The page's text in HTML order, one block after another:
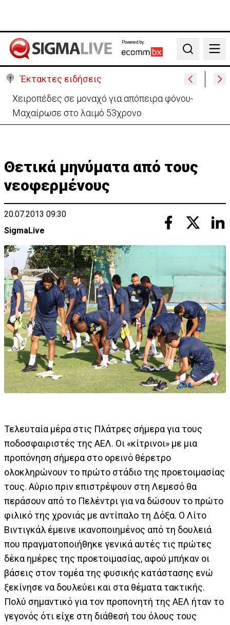
Powered by:
Search
Έκτακτες ειδήσεις
Χειροπέδες σε μοναχό για απόπειρα φόνου-
Μαχαίρωσε στο λαιμό 53χρονο
Θετικά μηνύματα από τους
νεοφερμένους
20.07.2013 09:30
SigmaLive
Τελευταία μέρα στις Πλάτρες σήμερα για τους
ποδοσφαιριστές της ΑΕΛ. Οι «κίτρινοι» με μια
προπόνηση σήμερα στο ορεινό θέρετρο
ολοκληρώνουν το πρώτο στάδιο της προετοιμασίας
τους. Αύριο πριν επιστρέψουν στη Λεμεσό θα
περάσουν από το Πελέντρι για να δώσουν το πρώτο
φιλικό της χρονιάς με αντίπαλο τη Δόξα. Ο Λίτο
Βιντιγκάλ έμεινε ικανοποιημένος από τη δουλειά
που πραγματοποιήθηκε γενικά αυτές τις πρώτες
δέκα ημέρες της προετοιμασίας, αφού μπήκαν οι
βάσεις στον τομέα της φυσικής κατάστασης ενώ
ξεκίνησε να δουλεύει και στα θέματα τακτικής.
Πολύ σημαντικό για τον προπονητή της ΑΕΛ ήταν το
γεγονός ότι είχε στη διάθεσή του όλους τους